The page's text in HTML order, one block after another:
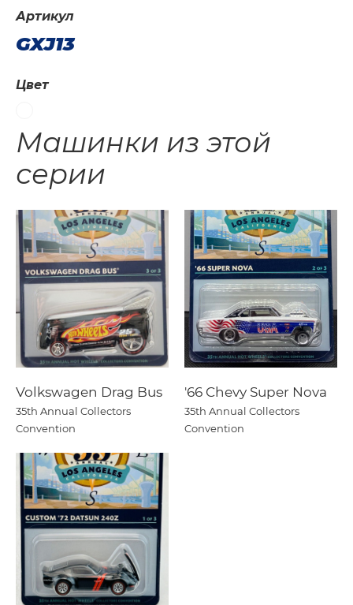
Артикул
GXJ13
Цвет
Машинки из этой
серии
Volkswagen Drag Bus
35th Annual Collectors
Convention
'66 Chevy Super Nova
35th Annual Collectors
Convention